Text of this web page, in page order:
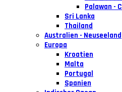
Palawan -
Sri Lanka
Thailand
Australien - Neuseeland
Europa
Kroatien
Malta
Portugal
Spanien